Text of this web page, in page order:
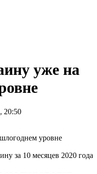
уже на
20:50
за 10 месяцев 2020 года